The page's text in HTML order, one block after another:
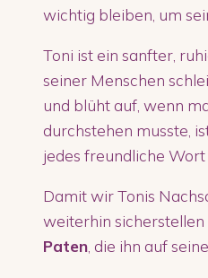
wichtig bleiben, um
Toni ist ein sanfter,
seiner Menschen
und blüht auf, wenn
durchstehen musste,
jedes freundliche Wort
Damit wir Tonis
weiterhin
Paten, die ihn auf